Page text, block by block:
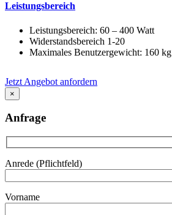
Leistungsbereich
Leistungsbereich: 60 – 400 Watt
Widerstandsbereich 1-20
Maximales Benutzergewicht: 160 kg
Jetzt Angebot anfordern
×
Anfrage
Anrede (Pflichtfeld)
Vorname